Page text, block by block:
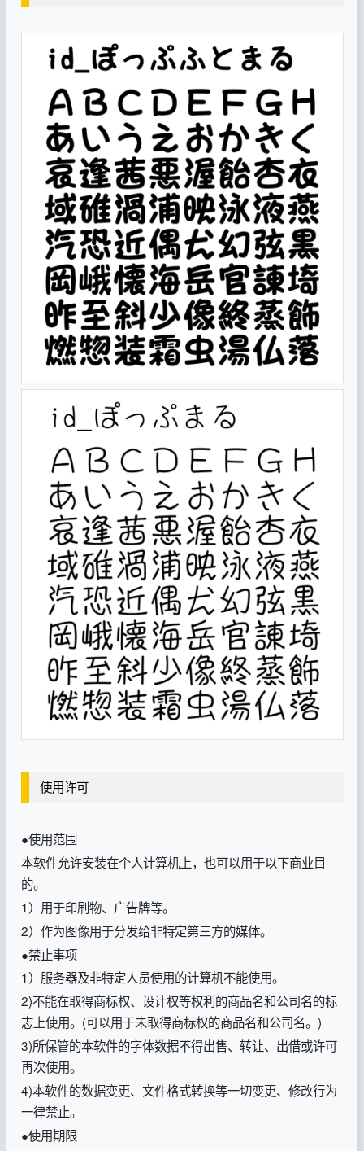
使用许可
●使用范围
本软件允许安装在个人计算机上，也可以用于以下商业目
的。
1）用于印刷物、广告牌等。
2）作为图像用于分发给非特定第三方的媒体。
●禁止事项
1）服务器及非特定人员使用的计算机不能使用。
2)不能在取得商标权、设计权等权利的商品名和公司名的标
志上使用。(可以用于未取得商标权的商品名和公司名。)
3)所保管的本软件的字体数据不得出售、转让、出借或许可
再次使用。
4)本软件的数据变更、文件格式转换等一切变更、修改行为
一律禁止。
●使用期限